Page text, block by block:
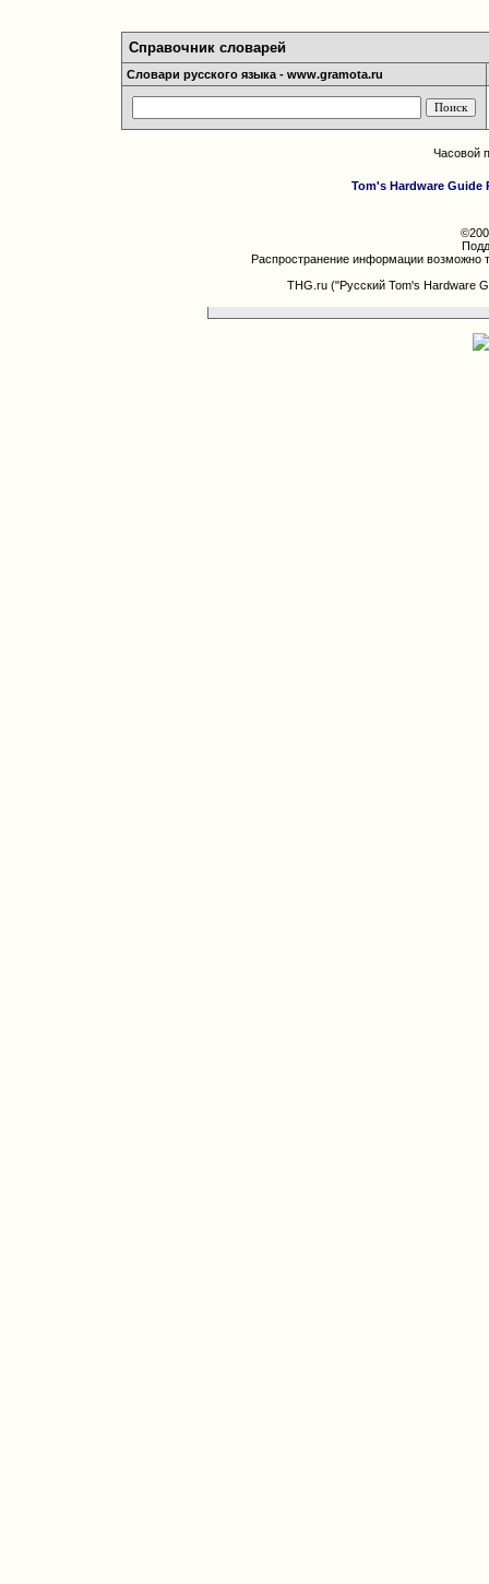
Справочник словарей
Словари русского языка - www.gramota.ru
Часовой
Tom's Hardware Guide
Распространение информации возможно
THG.ru ("Русский Tom's Hardware